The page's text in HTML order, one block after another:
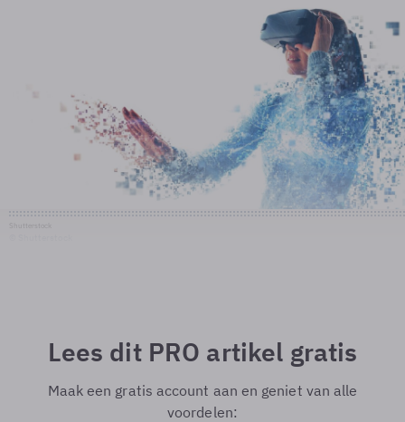
Lees dit PRO artikel gratis
Maak een gratis account aan en geniet van alle
voordelen: